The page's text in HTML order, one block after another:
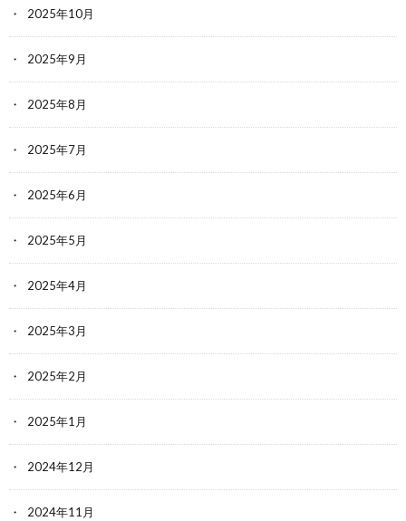
2025年10月
2025年9月
2025年8月
2025年7月
2025年6月
2025年5月
2025年4月
2025年3月
2025年2月
2025年1月
2024年12月
2024年11月